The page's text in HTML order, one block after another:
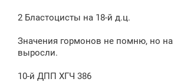
2 Бластоцисты на 18-й д.ц.
Значения гормонов не помню, но
выросли.
10-й ДПП ХГЧ 386